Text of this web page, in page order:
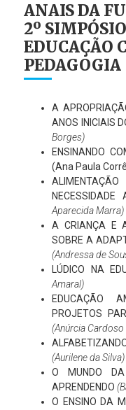
ANAIS DA
2º
EDUCAÇÃO
PEDAGOGIA
A
ANOS INICIAIS
Borges)
ENSINANDO
(Ana Paula
Aparecida Marra)
A CRIANÇA E
SOBRE A
(Andressa de
LÚDICO NA
Amaral)
EDUCAÇÃO
PROJETOS
(Anúrcia Cardoso
(Aurilene da Silva)
O MUNDO DA
APRENDENDO
O ENSINO DA